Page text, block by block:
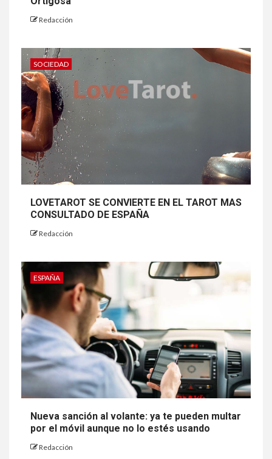
Redacción
SOCIEDAD
LOVETAROT SE CONVIERTE EN EL TAROT MAS
CONSULTADO DE ESPAÑA
Redacción
ESPAÑA
Nueva sanción al volante: ya te pueden multar
por el móvil aunque no lo estés usando
Redacción